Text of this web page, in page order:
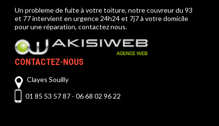
Un probleme de fuite à votre toiture, notrecouvreur du 93
et 77 intervient en urgence 24h24 et 7j7 à votre domicile
pour une réparation, contactez nous.
CONTACTEZ-NOUS
Clayes Souilly
01 85 53 57 87 - 06 68 02 96 22